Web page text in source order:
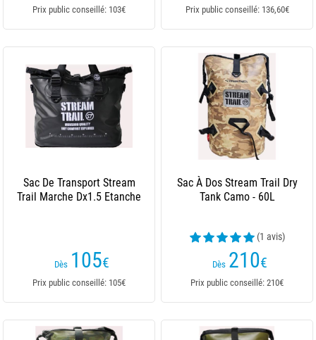
Prix public conseillé: 103€ Prix public conseillé: 136,60€
Sac De Transport Stream
Trail Marche Dx1.5 Etanche
Dès 105€
Prix public conseillé: 105€
Sac À Dos Stream Trail Dry
Tank Camo - 60L
(1 avis)
Dès 210€
Prix public conseillé: 210€